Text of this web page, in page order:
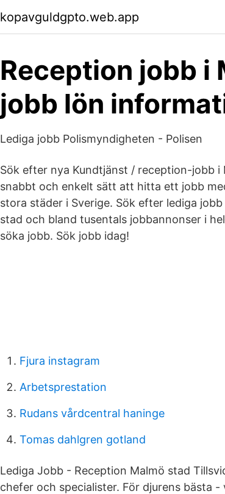
kopavguldgpto.web.app
Reception jobb i
jobb lön
Lediga jobb Polismyndigheten - Polisen
Sök efter nya Kundtjänst / reception-jobb
snabbt och enkelt sätt att hitta ett jobb
stora städer i Sverige. Sök efter lediga
stad och bland tusentals jobbannonser i
söka jobb. Sök jobb idag!
Fjura instagram
Arbetsprestation
Rudans vårdcentral haninge
Tomas dahlgren gotland
Lediga Jobb - Reception Malmö stad
chefer och specialister. För djurens bästa